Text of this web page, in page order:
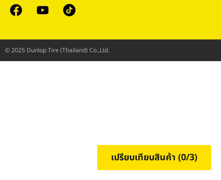
© 2025 Dunlop Tire (Thailand) Co.,Ltd.
เปรียบเทียบสินค้า (0/3)